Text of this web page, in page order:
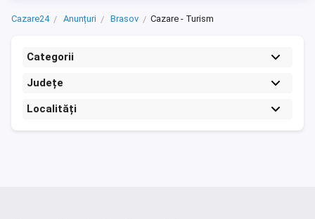
Cazare24 Anunțuri Brasov Cazare - Turism
Categorii
Județe
Localități